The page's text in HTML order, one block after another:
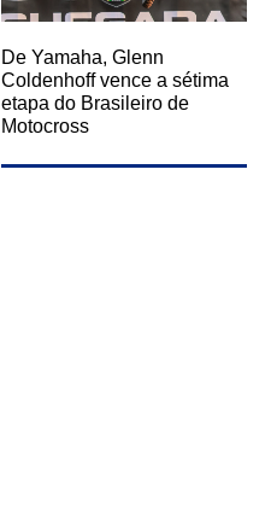
De Yamaha, Glenn
Coldenhoff vence a sétima
etapa do Brasileiro de
Motocross